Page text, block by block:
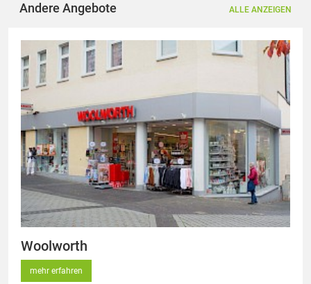
Andere Angebote ALLE ANZEIGEN
Woolworth
mehr erfahren